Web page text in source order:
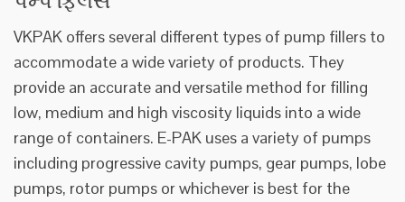
VKPAK offers several different types of pump fillers to
accommodate a wide variety of products. They
provide an accurate and versatile method for filling
low, medium and high viscosity liquids into a wide
range of containers. E-PAK uses a variety of pumps
including progressive cavity pumps, gear pumps, lobe
pumps, rotor pumps or whichever is best for the